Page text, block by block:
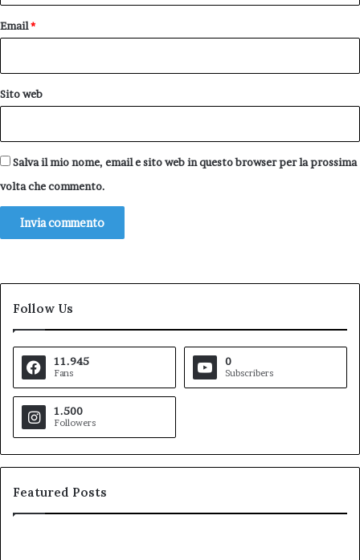
Email*
Sito web
Salva il mio nome, email e sito web in questo browser per la prossima
volta che commento.
Follow Us
11.945
Fans
0
Subscribers
1.500
Followers
Featured Posts